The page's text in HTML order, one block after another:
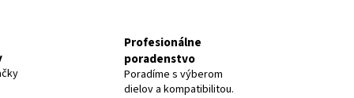
Profesionálne
poradenstvo
Poradíme s výberom
dielov a kompatibilitou.